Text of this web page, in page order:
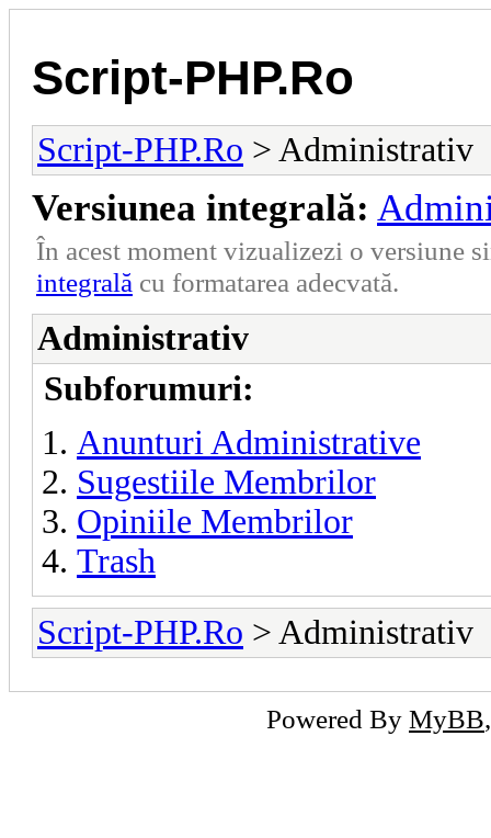
Script-PHP.Ro
Script-PHP.Ro > Administrativ
Versiunea integrală:
În acest moment vizualizezi o versiune
integrală cu formatarea adecvată.
Administrativ
Subforumuri:
Anunturi Administrative
Sugestiile Membrilor
Opiniile Membrilor
Trash
Script-PHP.Ro > Administrativ
Powered By MyBB